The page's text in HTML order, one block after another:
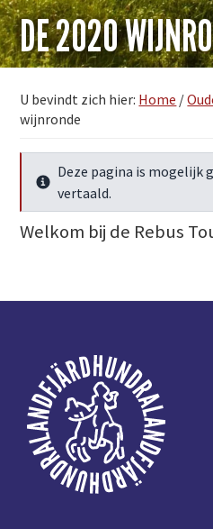
DE 2020
U bevindt zich hier: Home /
wijnronde
Meer info
Deze pagina is mogelijk
vertaald.
Welkom bij de Rebus
Voettekst